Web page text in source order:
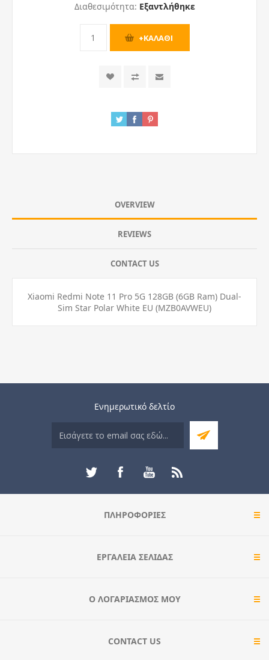
Διαθεσιμότητα: Εξαντλήθηκε
OVERVIEW
REVIEWS
CONTACT US
Xiaomi Redmi Note 11 Pro 5G 128GB (6GB Ram) Dual-
Sim Star Polar White EU (MZB0AVWEU)
Ενημερωτικό δελτίο
ΠΛΗΡΟΦΟΡΊΕΣ
ΕΡΓΑΛΕΊΑ ΣΕΛΊΔΑΣ
Ο ΛΟΓΑΡΙΑΣΜΌΣ ΜΟΥ
CONTACT US